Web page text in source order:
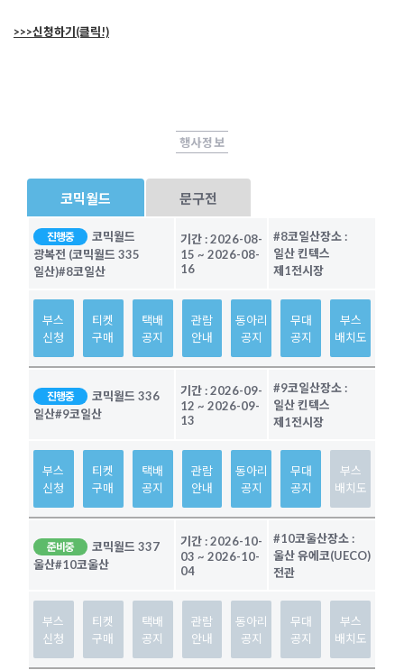
>>>신청하기(클릭!)
행사정보
코믹월드 문구전
진행중
코믹월드
광복전 (코믹월드 335
일산)#8코일산
기간 :2026-08-
15 ~ 2026-08-
16
#8코일산장소 :
일산 킨텍스
제1전시장
부스
신청
티켓
구매
택배
공지
관람
안내
동아리
공지
무대
공지
부스
배치도
진행중
코믹월드 336
일산#9코일산
기간 :2026-09-
12 ~ 2026-09-
13
#9코일산장소 :
일산 킨텍스
제1전시장
부스
신청
티켓
구매
택배
공지
관람
안내
동아리
공지
무대
공지
부스
배치도
준비중
코믹월드 337
울산#10코울산
기간 :2026-10-
03 ~ 2026-10-
04
#10코울산장소 :
울산 유에코(UECO)
전관
부스
신청
티켓
구매
택배
공지
관람
안내
동아리
공지
무대
공지
부스
배치도